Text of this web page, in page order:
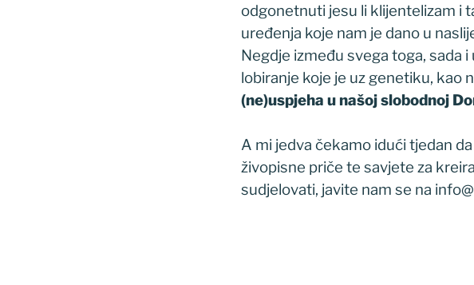
odgonetnuti jesu li klijentelizam i
uređenja koje nam je dano u
Negdje između svega toga, sada
lobiranje koje je uz genetiku, kao
(ne)uspjeha u našoj slobodnoj
A mi jedva čekamo idući tjedan
živopisne priče te savjete za
sudjelovati, javite nam se na